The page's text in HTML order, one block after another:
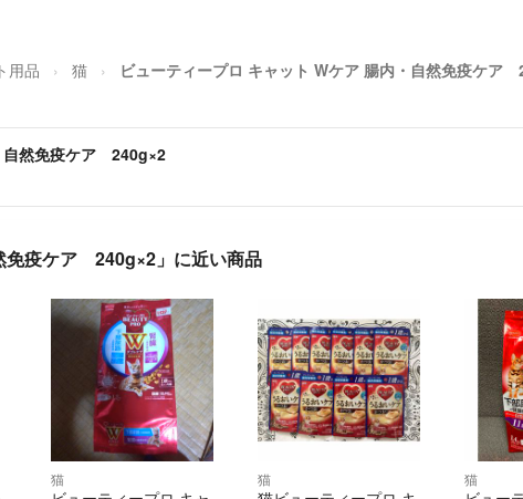
用品 猫 ビューティープロ キャット Wケア 腸内・自然免疫ケア
自然免疫ケア 240g×2
免疫ケア 240g×2」に近い商品
猫 猫 猫